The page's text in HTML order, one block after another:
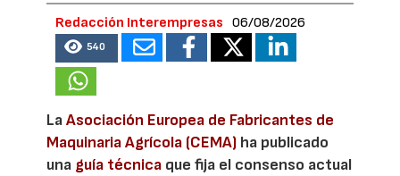
Redacción Interempresas 06/08/2026
540
LaAsociación Europea de Fabricantes de
Maquinaria Agrícola (CEMA) ha publicado
una guía técnica que fija el consenso actual